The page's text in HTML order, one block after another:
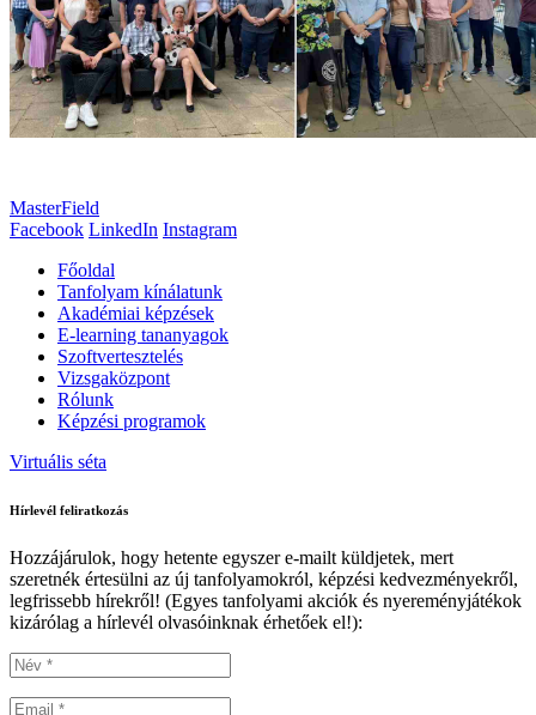
MasterField
Facebook LinkedIn Instagram
Főoldal
Tanfolyam kínálatunk
Akadémiai képzések
E-learning tananyagok
Szoftvertesztelés
Vizsgaközpont
Rólunk
Képzési programok
Virtuális séta
Hírlevél feliratkozás
Hozzájárulok, hogy hetente egyszer e-mailt küldjetek, mert
szeretnék értesülni az új tanfolyamokról, képzési kedvezményekről,
legfrissebb hírekről! (Egyes tanfolyami akciók és nyereményjátékok
kizárólag a hírlevél olvasóinknak érhetőek el!):